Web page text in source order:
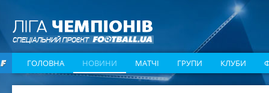
ГОЛОВНА НОВИНИ МАТЧІ ГРУПИ КЛУБИ